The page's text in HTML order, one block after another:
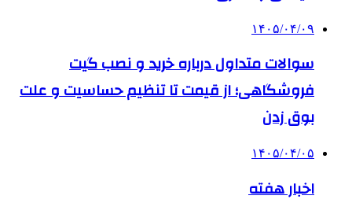
۱۴۰۵/۰۴/۰۹
سوالات متداول درباره خرید و نصب گیت
فروشگاهی؛ از قیمت تا تنظیم حساسیت و علت
بوق زدن
۱۴۰۵/۰۴/۰۵
اخبار هفته